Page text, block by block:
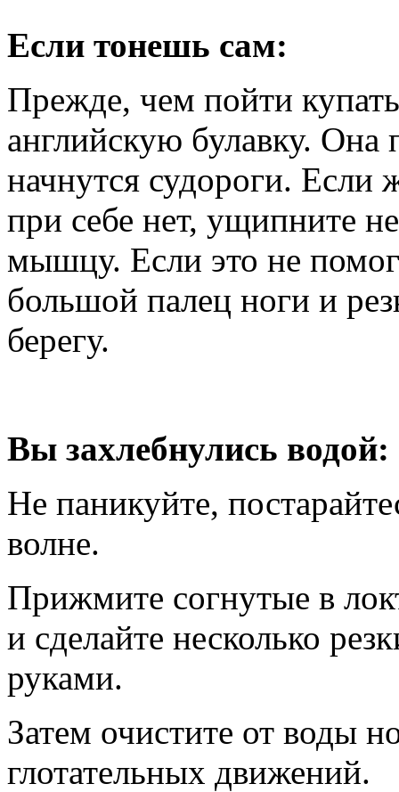
Если тонешь сам:
Прежде, чем пойти
английскую булавку. Она
начнутся судороги. Если
при себе нет, ущипните
мышцу. Если это не
большой палец ноги и
берегу.
Вы захлебнулись водой:
Не паникуйте,
волне.
Прижмите согнутые в
и сделайте несколько
руками.
Затем очистите от воды
глотательных движений.